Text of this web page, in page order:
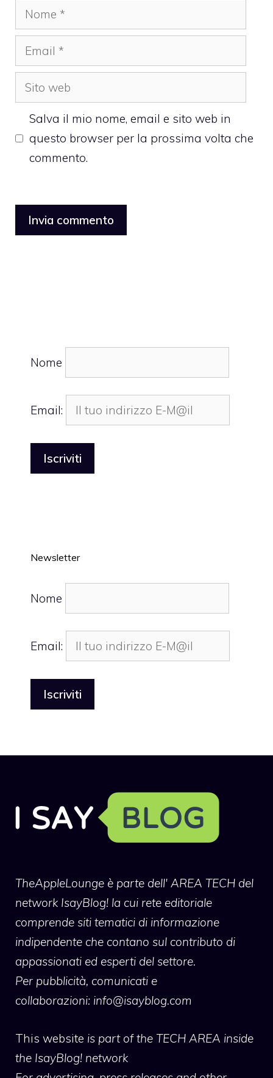
Nome
Email
Sito
web
Salva il mio nome, email e sito web in
questo browser per la prossima volta che
commento.
Nome
Email:
Newsletter
Nome
Email:
TheAppleLounge è parte dell' AREA TECH del
network IsayBlog! la cui rete editoriale
comprende siti tematici di informazione
indipendente che contano sul contributo di
appassionati ed esperti del settore.
Per pubblicità, comunicati e
collaborazioni: info@isayblog.com
This website is part of the TECH AREA inside
the IsayBlog! network